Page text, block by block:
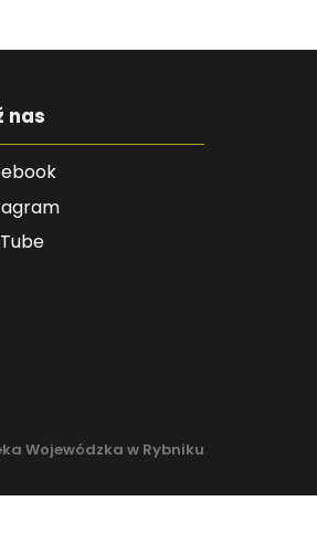
nas
Wojewódzka w Rybniku